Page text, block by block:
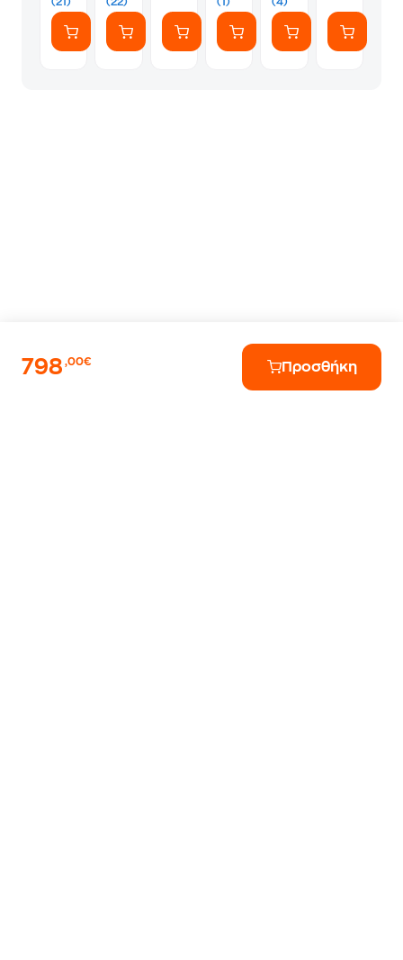
Μαύρο
24–
70mm
f/4
S
f/3.5-
6.3
VR
VR
+
50-
250
S -
Μαύρο
798,00€ Προσθήκη